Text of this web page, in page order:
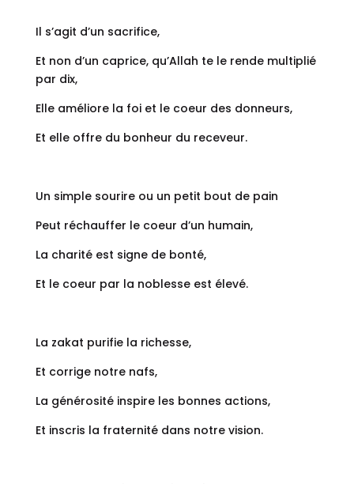
Il s’agit d’un sacrifice,
Et non d’un caprice, qu’Allah te le rende multiplié
par dix,
Elle améliore la foi et le coeur des donneurs,
Et elle offre du bonheur du receveur.
Un simple sourire ou un petit bout de pain
Peut réchauffer le coeur d’un humain,
La charité est signe de bonté,
Et le coeur par la noblesse est élevé.
La zakat purifie la richesse,
Et corrige notre nafs,
La générosité inspire les bonnes actions,
Et inscris la fraternité dans notre vision.